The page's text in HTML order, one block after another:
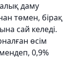
даму
төмен, бірақ
сай келеді.
өсім
0,9%